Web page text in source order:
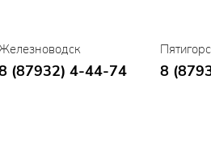
(87932) 4-44-74 8